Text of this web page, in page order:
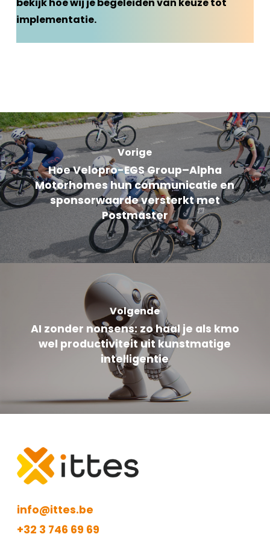
implementatie.
Vorige
Hoe Velopro-EGS Group–Alpha
Motorhomes hun communicatie en
sponsorwaarde versterkt met
Postmaster
Volgende
AI zonder nonsens: zo haal je als kmo
wel productiviteit uit kunstmatige
intelligentie
info@ittes.be
+32 3 746 69 69